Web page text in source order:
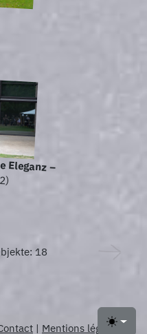
Toggle
Eleganz –
18
| Mentions légales